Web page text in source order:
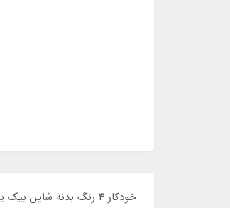
خودکار ۴ رنگ بدنه